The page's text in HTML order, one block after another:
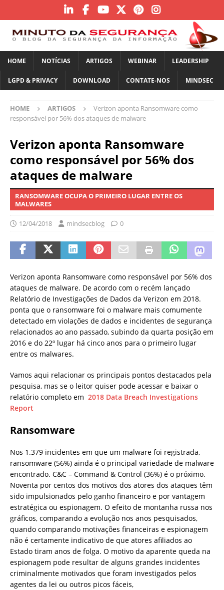
HOME NOTÍCIAS ARTIGOS WEBINAR LEADERSHIP
LGPD & PRIVACY DOWNLOAD CONTATE-NOS MINDSEC
HOME ARTIGOS
Verizon aponta Ransomware como
responsável por 56% dos ataques de malware
Verizon aponta Ransomware
como responsável por 56% dos
ataques de malware
RANSOMWARE OCUPA O PRIMEIRO LUGAR ENTRE OS
MALWARES
12/04/2018 mindsecblog 0
Verizon aponta Ransomware como responsável por 56% dos
ataques de malware. De acordo com o recém lançado
Relatório de Investigações de Dados da Verizon em 2018.
ponta que o ransomware foi o malware mais comumente
detectado em violações de dados e incidentes de segurança
relacionados ao ano passado, subindo da quarta posição em
2016 e do 22º lugar há cinco anos para o primeiro lugar
entre os malwares.
Vamos aqui relacionar os principais pontos destacados pela
pesquisa, mas se o leitor quiser pode acessar e baixar o
relatório completo em 2018 Data Breach Investigations
Report
Ransomware
Nos 1.379 incidentes em que um malware foi registrada,
ransomware (56%) ainda é o principal variedade de malware
encontrado. C&C – Command & Control (36%) é o próximo.
Noventa por centos dos motivos dos atores dos ataques têm
sido impulsionados pelo ganho financeiro e por vantagem
estratégica ou espionagem. O efeito de montanha russa nos
gráficos, comparando a evolução nos anos pesquisados,
quando comparando motivações financeiras e espionagem
não é certamente indicativo de que atores afiliados ao
Estado tiram anos de folga. O motivo da aparente queda na
espionagem pode resultar de alguns grandes incidentes
criminalmente motivados que foram investigados pelos
agentes da lei ou outros picos fáceis,